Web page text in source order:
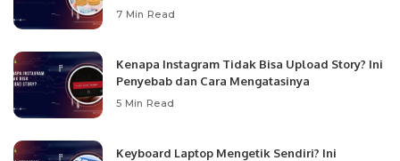
7 Min Read
Kenapa Instagram Tidak Bisa Upload Story? Ini
Penyebab dan Cara Mengatasinya
5 Min Read
Keyboard Laptop Mengetik Sendiri? Ini